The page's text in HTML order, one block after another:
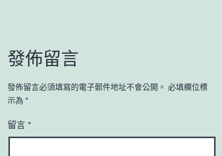
發佈留言
發佈留言必須填寫的電子郵件地址不會公開。 必填欄位標
示為 *
留言 *